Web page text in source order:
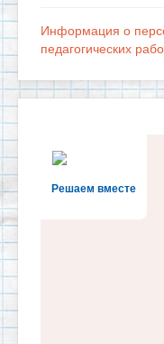
Информация о
педагогических
Решаем вместе